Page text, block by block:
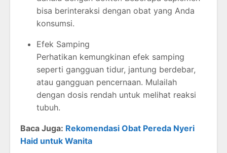
bisa berinteraksi dengan obat yang Anda
konsumsi.
Efek Samping
Perhatikan kemungkinan efek samping
seperti gangguan tidur, jantung berdebar,
atau gangguan pencernaan. Mulailah
dengan dosis rendah untuk melihat reaksi
tubuh.
Baca Juga: Rekomendasi Obat Pereda Nyeri
Haid untuk Wanita